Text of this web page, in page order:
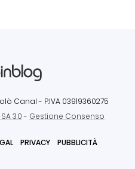
Canal - P.IVA 03919360275
3.0- Gestione Consenso
PRIVACY PUBBLICITÀ